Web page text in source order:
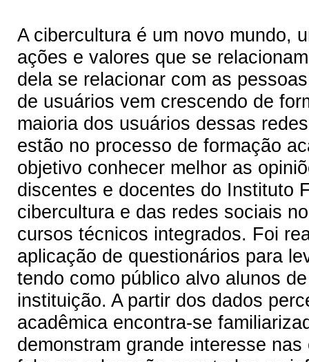
A cibercultura é um novo mundo,
ações e valores que se
dela se relacionar com as
de usuários vem crescendo de
maioria dos usuários dessas
estão no processo de formação
objetivo conhecer melhor as
discentes e docentes do Instituto
cibercultura e das redes sociais
cursos técnicos integrados. Foi
aplicação de questionários para
tendo como público alvo alunos
instituição. A partir dos dados
acadêmica encontra-se
demonstram grande interesse